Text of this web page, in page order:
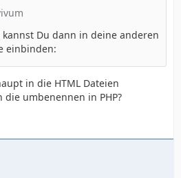
Du dann in deine anderen
einbinden:
in die HTML Dateien
umbenennen in PHP?